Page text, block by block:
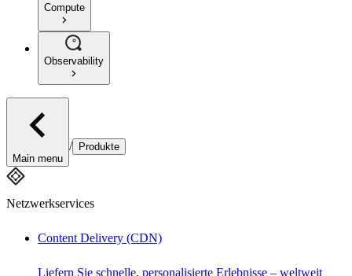
Compute
Observability
Main menu
/ Produkte
Netzwerkservices
Content Delivery (CDN)
Liefern Sie schnelle, personalisierte Erlebnisse – weltweit